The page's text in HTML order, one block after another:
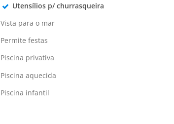
Utensílios p/ churrasqueira
Vista para o mar
Permite festas
Piscina privativa
Piscina aquecida
Piscina infantil